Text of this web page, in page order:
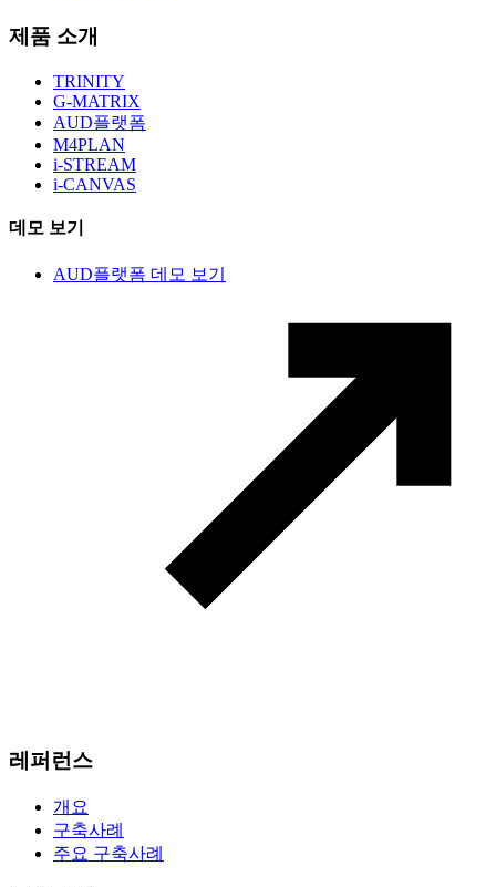
제품 소개
TRINITY
G-MATRIX
AUD플랫폼
M4PLAN
i-STREAM
i-CANVAS
데모 보기
AUD플랫폼 데모 보기
레퍼런스
개요
구축사례
주요 구축사례